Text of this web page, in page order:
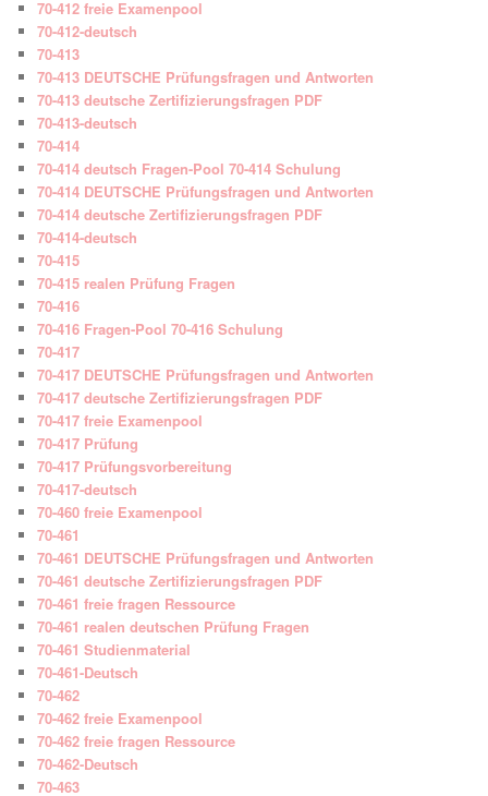
70-412 freie Examenpool
70-412-deutsch
70-413
70-413 DEUTSCHE Prüfungsfragen und Antworten
70-413 deutsche Zertifizierungsfragen PDF
70-413-deutsch
70-414
70-414 deutsch Fragen-Pool 70-414 Schulung
70-414 DEUTSCHE Prüfungsfragen und Antworten
70-414 deutsche Zertifizierungsfragen PDF
70-414-deutsch
70-415
70-415 realen Prüfung Fragen
70-416
70-416 Fragen-Pool 70-416 Schulung
70-417
70-417 DEUTSCHE Prüfungsfragen und Antworten
70-417 deutsche Zertifizierungsfragen PDF
70-417 freie Examenpool
70-417 Prüfung
70-417 Prüfungsvorbereitung
70-417-deutsch
70-460 freie Examenpool
70-461
70-461 DEUTSCHE Prüfungsfragen und Antworten
70-461 deutsche Zertifizierungsfragen PDF
70-461 freie fragen Ressource
70-461 realen deutschen Prüfung Fragen
70-461 Studienmaterial
70-461-Deutsch
70-462
70-462 freie Examenpool
70-462 freie fragen Ressource
70-462-Deutsch
70-463